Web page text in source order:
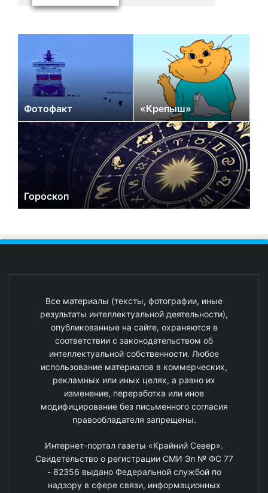
Фотофакт «Крепыш»
Гороскоп
Все материалы (тексты, фотографии, иные
результаты интеллектуальной деятельности),
опубликованные на сайте, охраняются в
соответствии с законодательством об
интеллектуальной собственности. Любое
использование материалов в коммерческих,
рекламных или иных целях, а равно их
изменение, переработка или иное
модифицирование без письменного согласия
правообладателя запрещены.
Интернет-портал газеты «Крайний Север».
Свидетельство о регистрации СМИ Эл № ФС 77
- 82356 выдано Федеральной службой по
надзору в сфере связи, информационных